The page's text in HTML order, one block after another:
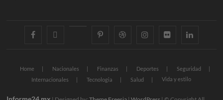
facebook googlepluspinterestdribbble instagramflickr linkedin
Home Nacionales Finanzas Deportes
Seguridad
Internacionales
Tecnologia Salud Vida y estilo